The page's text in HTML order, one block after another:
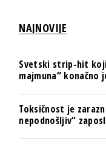
NAJNOVIJE
Svetski strip-hit
majmuna“ konačno
Toksičnost je
nepodnošljiv“